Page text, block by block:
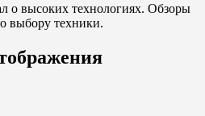
о высоких технологиях. Обзоры
выбору техники.